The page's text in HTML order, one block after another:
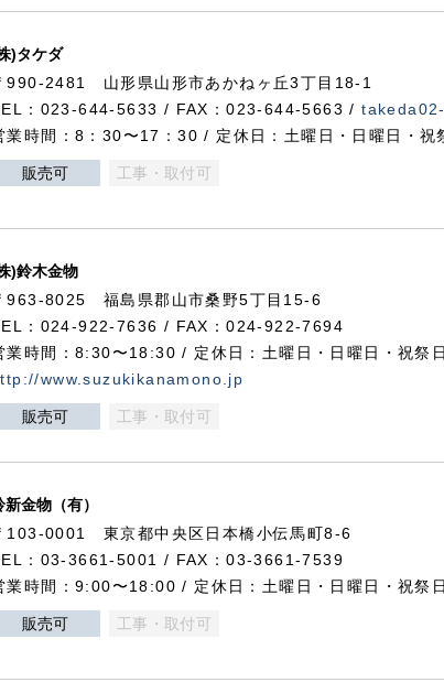
)タケダ
990-2481 山形県山形市あかねヶ丘3丁目18-1
：023-644-5633 / FAX：023-644-5663 /
業時間：8：30〜17：30 / 定休日：土曜日・日曜日・祝
販売可 工事・取付可
)鈴木金物
963-8025 福島県郡山市桑野5丁目15-6
：024-922-7636 / FAX：024-922-7694
業時間：8:30〜18:30 / 定休日：土曜日・日曜日・祝祭日
www.suzukikanamono.jp
販売可 工事・取付可
新金物（有）
103-0001 東京都中央区日本橋小伝馬町8-6
：03-3661-5001 / FAX：03-3661-7539
業時間：9:00〜18:00 / 定休日：土曜日・日曜日・祝祭日
販売可 工事・取付可